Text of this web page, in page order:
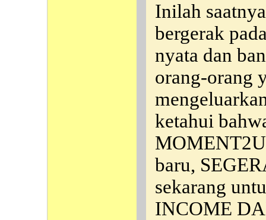
Inilah
bergerak
nyata dan
orang-orang
ketahui
baru,
sekarang
INCOME